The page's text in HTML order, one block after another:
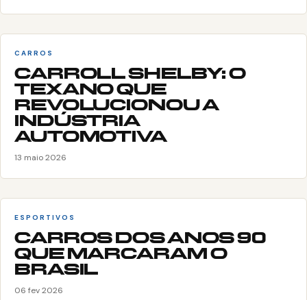
CARROS
CARROLL SHELBY: O
TEXANO QUE
REVOLUCIONOU A
INDÚSTRIA
AUTOMOTIVA
13 maio 2026
ESPORTIVOS
CARROS DOS ANOS 90
QUE MARCARAM O
BRASIL
06 fev 2026